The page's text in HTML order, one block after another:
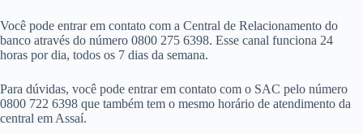
Você pode entrar em contato com a Central de Relacionamento do
banco através do número 0800 275 6398. Esse canal funciona 24
horas por dia, todos os 7 dias da semana.
Para dúvidas, você pode entrar em contato com o SAC pelo número
0800 722 6398 que também tem o mesmo horário de atendimento da
central em Assaí.